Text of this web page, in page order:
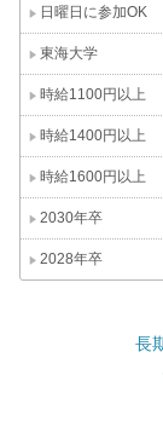
日曜日に参加OK
東海大学
時給1100円以上
時給1400円以上
時給1600円以上
2030年卒
2028年卒
長